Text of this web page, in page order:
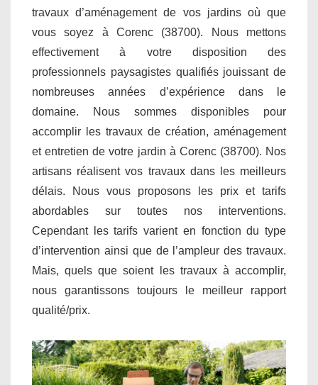
travaux d’aménagement de vos jardins où que
vous soyez à Corenc (38700). Nous mettons
effectivement à votre disposition des
professionnels paysagistes qualifiés jouissant de
nombreuses années d’expérience dans le
domaine. Nous sommes disponibles pour
accomplir les travaux de création, aménagement
et entretien de votre jardin à Corenc (38700). Nos
artisans réalisent vos travaux dans les meilleurs
délais. Nous vous proposons les prix et tarifs
abordables sur toutes nos interventions.
Cependant les tarifs varient en fonction du type
d’intervention ainsi que de l’ampleur des travaux.
Mais, quels que soient les travaux à accomplir,
nous garantissons toujours le meilleur rapport
qualité/prix.